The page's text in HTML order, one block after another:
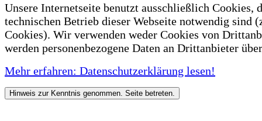
Unsere Internetseite benutzt ausschließlich Cookies,
technischen Betrieb dieser Webseite notwendig sind
Cookies). Wir verwenden weder Cookies von
werden personenbezogene Daten an Drittanbieter
Mehr erfahren: Datenschutzerklärung lesen!
Hinweis zur Kenntnis genommen. Seite betreten.